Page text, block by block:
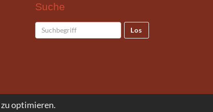
optimieren.
Suche
Los